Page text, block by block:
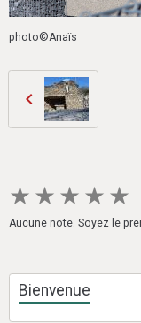
photo©Anaïs
★ ★ ★ ★ ★
Aucune note. Soyez le
Bienvenue